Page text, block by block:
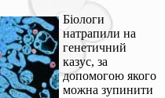
Біологи
натрапили на
генетичний
казус, за
допомогою якого
можна зупинити